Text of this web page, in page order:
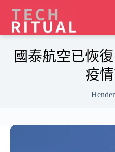
content
國泰航空已恢
疫情